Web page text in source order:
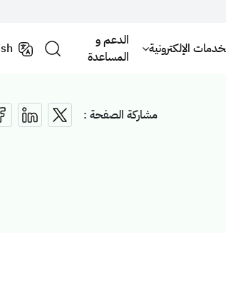
الإلكترونية
الدعم و
المساعدة
مشاركة الصفحة :